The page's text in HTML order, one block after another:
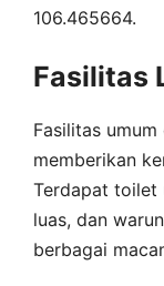
106.465664.
Fasilitas
Fasilitas
memberikan
Terdapat toilet
luas, dan
berbagai